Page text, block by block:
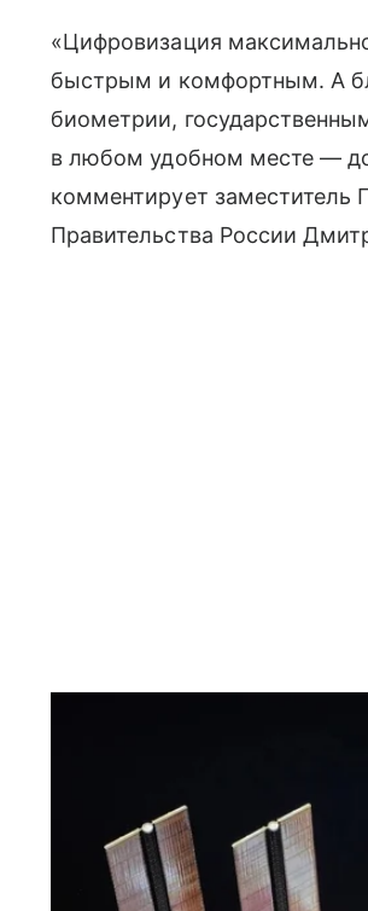
«Цифровизация
быстрым и комфортным. А
биометрии,
в любом удобном месте —
комментирует заместитель
Правительства России